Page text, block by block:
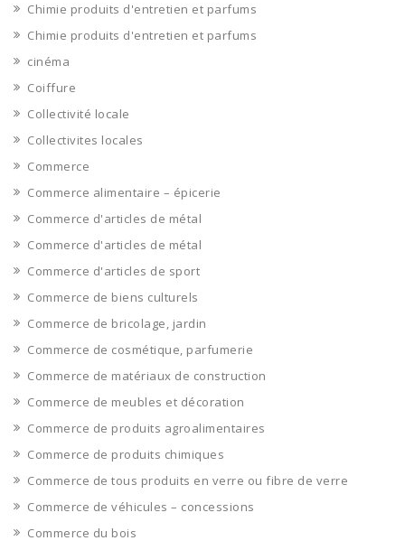
Chimie produits d'entretien et parfums
Chimie produits d'entretien et parfums
cinéma
Coiffure
Collectivité locale
Collectivites locales
Commerce
Commerce alimentaire – épicerie
Commerce d'articles de métal
Commerce d'articles de métal
Commerce d'articles de sport
Commerce de biens culturels
Commerce de bricolage, jardin
Commerce de cosmétique, parfumerie
Commerce de matériaux de construction
Commerce de meubles et décoration
Commerce de produits agroalimentaires
Commerce de produits chimiques
Commerce de tous produits en verre ou fibre de verre
Commerce de véhicules – concessions
Commerce du bois